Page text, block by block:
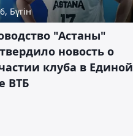
Бүгін
"Астаны"
новость о
клуба в Единой
ВТБ